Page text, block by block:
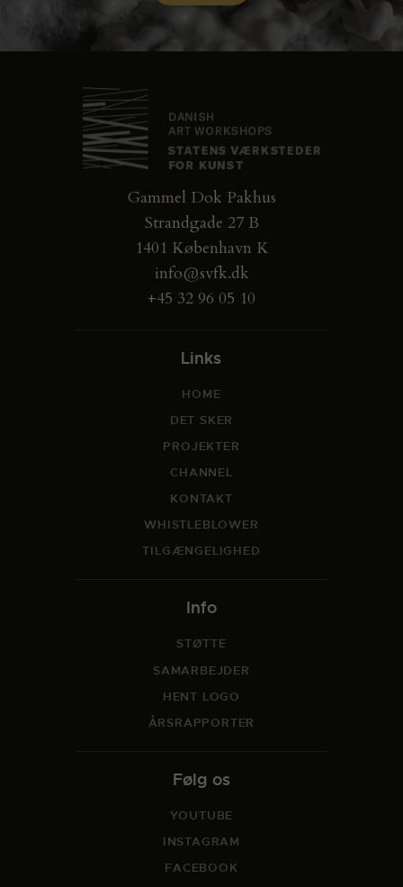
Gammel Dok Pakhus
Strandgade 27 B
1401 København K
info@svfk.dk
+45 32 96 05 10
Links
HOME
DET SKER
PROJEKTER
CHANNEL
KONTAKT
WHISTLEBLOWER
TILGÆNGELIGHED
Info
STØTTE
SAMARBEJDER
HENT LOGO
ÅRSRAPPORTER
Følg os
YOUTUBE
INSTAGRAM
FACEBOOK